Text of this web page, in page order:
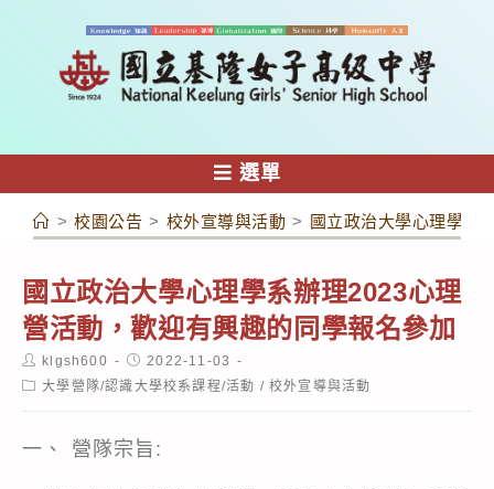
容
選單
> 校園公告 > 校外宣導與活動 > 國立政治大學心理學系
國立政治大學心理學系辦理2023心理
營活動，歡迎有興趣的同學報名參加
Post
author:
klgsh600
Post
published:
2022-11-03
Post大學營隊/認識大學校系課程/活動 / 校外宣導與活動
一、 營隊宗旨: